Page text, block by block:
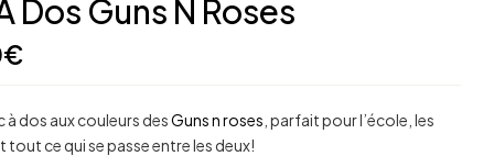
Dos Guns N Roses
€
à dos aux couleurs desGuns n roses , parfait pour l’école, les
tout ce qui se passe entre les deux!